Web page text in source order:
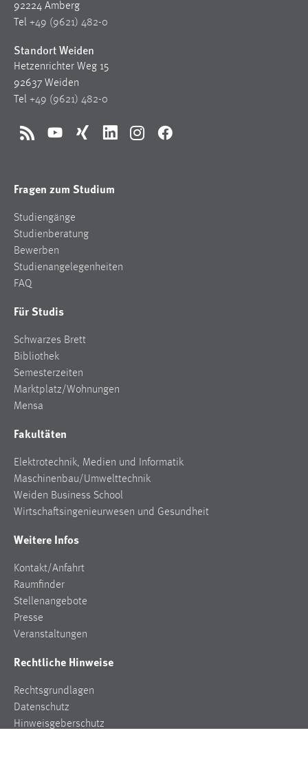
92224 Amberg
Tel +49 (9621) 482-0
Standort Weiden
Hetzenrichter Weg 15
92637 Weiden
Tel +49 (9621) 482-0
RSS YouTubeXing LinkedInInstagramFacebook
Fragen zum Studium
Studiengänge
Studienberatung
Bewerben
Studienangelegenheiten
FAQ
Für Studis
Schwarzes Brett
Bibliothek
Semesterzeiten
Marktplatz/Wohnungen
Mensa
Fakultäten
Elektrotechnik, Medien und Informatik
Maschinenbau/Umwelttechnik
Weiden Business School
Wirtschaftsingenieurwesen und Gesundheit
Weitere Infos
Kontakt/Anfahrt
Raumfinder
Stellenangebote
Presse
Veranstaltungen
Rechtliche Hinweise
Rechtsgrundlagen
Datenschutz
Hinweisgeberschutz